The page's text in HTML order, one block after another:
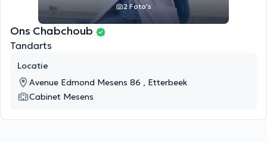
2 Foto's
Ons Chabchoub
Tandarts
Locatie
Avenue Edmond Mesens 86 , Etterbeek
Cabinet Mesens